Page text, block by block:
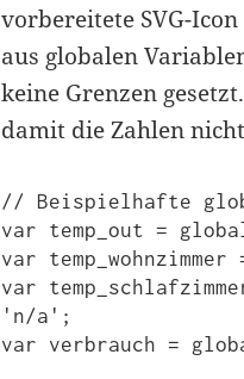
vorbereitete SVG-
aus globalen
keine Grenzen
damit die Zahlen
// Beispielhafte
var temp_out =
var
var
'n/a';
var verbrauch =